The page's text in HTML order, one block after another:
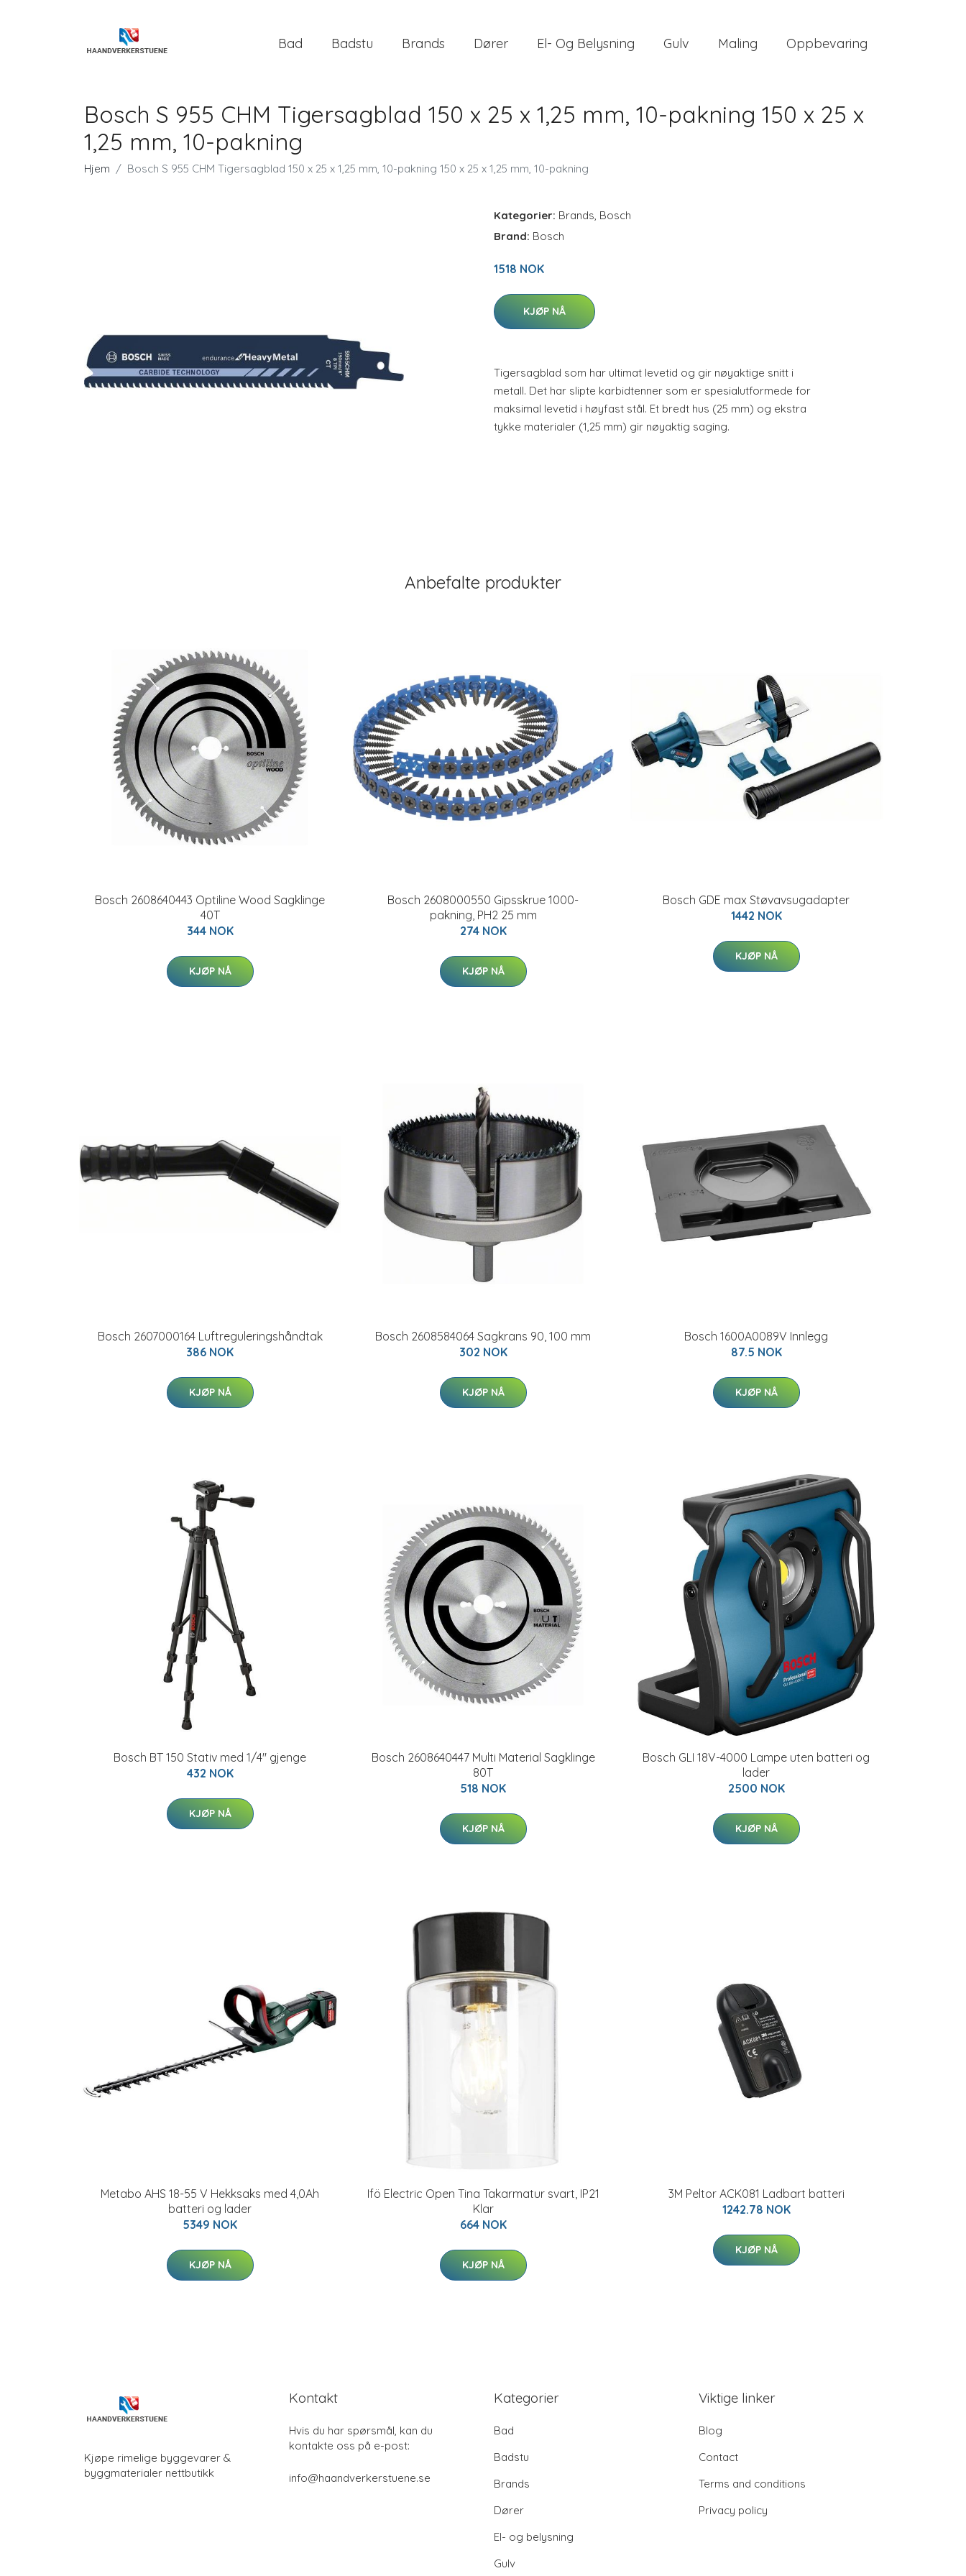
Bad Badstu Brands Dører El- Og Belysning Gulv Maling Oppbevaring
Bosch S 955 CHM Tigersagblad 150 x 25 x 1,25 mm, 10-pakning 150 x 25 x
1,25 mm, 10-pakning
Hjem Bosch S 955 CHM Tigersagblad 150 x 25 x 1,25 mm, 10-pakning 150 x 25 x 1,25 mm, 10-pakning
Kategorier: Brands, Bosch
Brand: Bosch
1518 NOK
KJØP NÅ
Tigersagblad som har ultimat levetid og gir nøyaktige snitt i
metall. Det har slipte karbidtenner som er spesialutformede for
maksimal levetid i høyfast stål. Et bredt hus (25 mm) og ekstra
tykke materialer (1,25 mm) gir nøyaktig saging.
Anbefalte produkter
Bosch 2608640443 Optiline Wood Sagklinge
40T
344 NOK
KJØP NÅ
Bosch 2608000550 Gipsskrue 1000-
pakning, PH2 25 mm
274 NOK
KJØP NÅ
Bosch GDE max Støvavsugadapter
1442 NOK
KJØP NÅ
Bosch 2607000164 Luftreguleringshåndtak
386 NOK
KJØP NÅ
Bosch 2608584064 Sagkrans 90, 100 mm
302 NOK
KJØP NÅ
Bosch 1600A0089V Innlegg
87.5 NOK
KJØP NÅ
Bosch BT 150 Stativ med 1/4" gjenge
432 NOK
KJØP NÅ
Bosch 2608640447 Multi Material Sagklinge
80T
518 NOK
KJØP NÅ
Bosch GLI 18V-4000 Lampe uten batteri og
lader
2500 NOK
KJØP NÅ
Metabo AHS 18-55 V Hekksaks med 4,0Ah
batteri og lader
5349 NOK
KJØP NÅ
Ifö Electric Open Tina Takarmatur svart, IP21
Klar
664 NOK
KJØP NÅ
3M Peltor ACK081 Ladbart batteri
1242.78 NOK
KJØP NÅ
Kjøpe rimelige byggevarer &
byggmaterialer nettbutikk
Kontakt
Hvis du har spørsmål, kan du
kontakte oss på e-post:
info@haandverkerstuene.se
Kategorier
Bad
Badstu
Brands
Dører
El- og belysning
Gulv
Viktige linker
Blog
Contact
Terms and conditions
Privacy policy